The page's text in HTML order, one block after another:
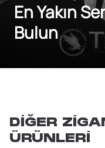
En Yakın
Bulun
DİĞER
ÜRÜNLERİ